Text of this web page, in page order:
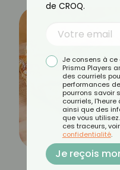
de CROQ.
Je consens à
Prisma Players
des courriels
performances
pourrons savoir
courriels,
ainsi que des
que vous
ces traceurs,
confidentialité.
Je reçois